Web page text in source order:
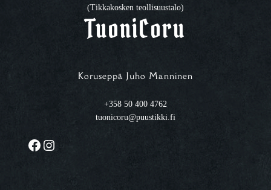
(Tikkakosken teollisuustalo)
TuoniCoru
Koruseppä Juho Manninen
+358 50 400 4762
tuonicoru@puustikki.fi
Facebook Instagram